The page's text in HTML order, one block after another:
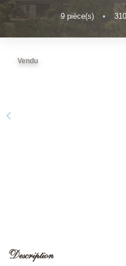
9pièce(s) • 310
Vendu
Description